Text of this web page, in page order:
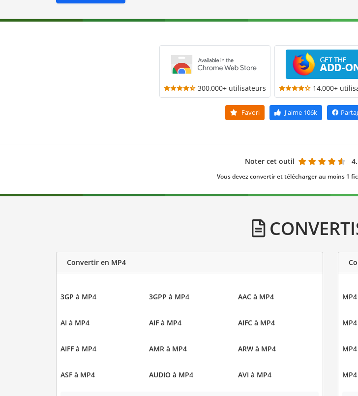
300,000+ utilisateurs 14,000+
Favori J'aime106k
Noter cet outil
Vous devez convertir et télécharger au moins 1
Convertir en MP4
3GP à MP4 3GPP à MP4 AAC à MP4
AI à MP4 AIF à MP4 AIFC à MP4
AIFF à MP4 AMR à MP4 ARW à MP4
ASF à MP4 AUDIO à MP4 AVI à MP4